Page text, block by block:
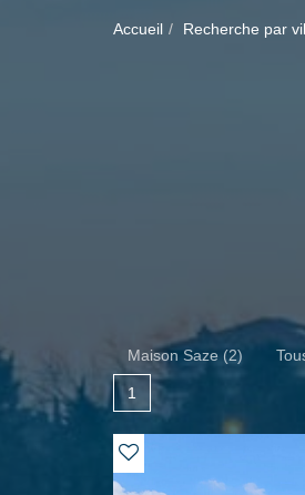
Accueil Recherche par
Maison Saze (2)
1